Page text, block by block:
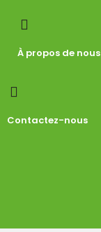
À propos de nous
Contactez-nous